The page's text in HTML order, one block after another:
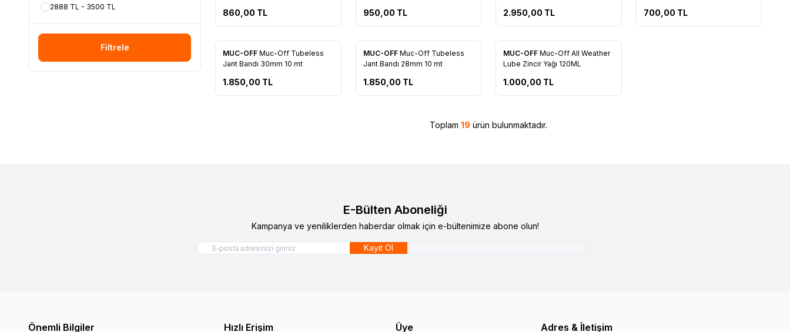
2888 TL - 3500 TL
Filtrele
860,00 TL 950,00 TL 2.950,00 TL 700,00 TL
Favorilere Ekle
MUC-OFF Muc-Off Tubeless
Jant Bandı 30mm 10 mt
1.850,00 TL
Favorilere Ekle
MUC-OFF Muc-Off Tubeless
Jant Bandı 28mm 10 mt
1.850,00 TL
Favorilere Ekle
MUC-OFF Muc-Off All Weather
Lube Zincir Yağı 120ML
1.000,00 TL
Toplam 19 ürün bulunmaktadır.
E-Bülten Aboneliği
Kampanya ve yeniliklerden haberdar olmak için e-bültenimize abone olun!
Kayıt Ol
Önemli Bilgiler Hızlı Erişim Üye Adres & İletişim